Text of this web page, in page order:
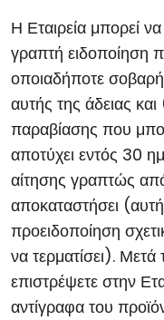
Η Εταιρεία μπορεί
γραπτή ειδοποίηση
οποιαδήποτε
αυτής της άδειας
παραβίασης που
αποτύχει εντός 30
αίτησης γραπτώς
αποκαταστήσει
προειδοποίηση
να τερματίσει).
επιστρέψετε στην
αντίγραφα του